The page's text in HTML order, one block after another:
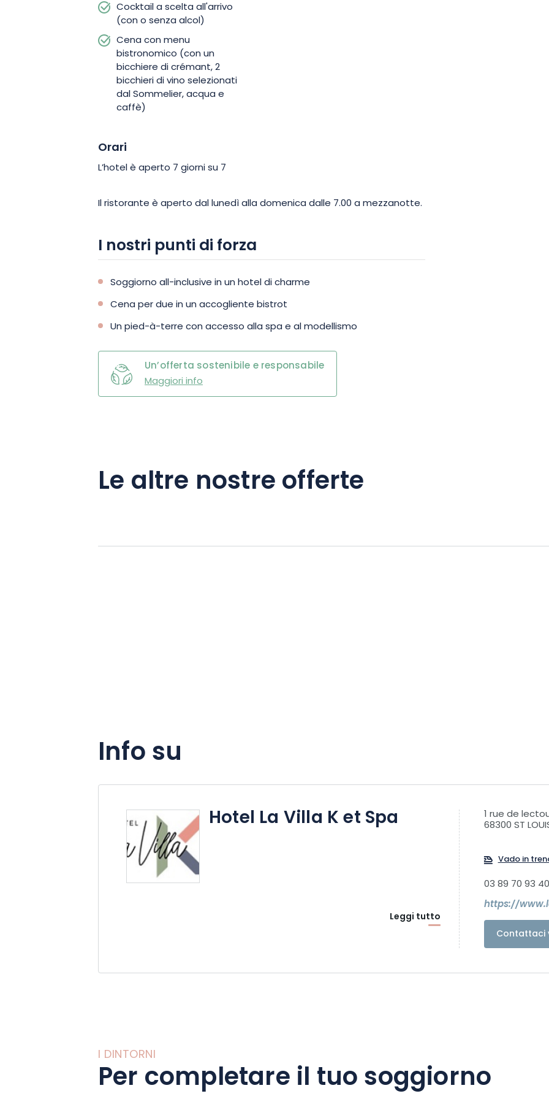
per fare il pieno di vitamine al mattino.
Cocktail a scelta all'arrivo
(con o senza alcol)
Cena con menu
bistronomico (con un
bicchiere di crémant, 2
bicchieri di vino selezionati
dal Sommelier, acqua e
caffè)
Orari
L’hotel è aperto 7 giorni su 7
Il ristorante è aperto dal lunedì alla domenica dalle 7.00 a mezzanotte.
I nostri punti di forza
Soggiorno all-inclusive in un hotel di charme
Cena per due in un accogliente bistrot
Un pied-à-terre con accesso alla spa e al modellismo
Un’offerta sostenibile e responsabile
Maggiori info
Le altre nostre offerte
Info su
Hotel La Villa K et Spa
Leggi tutto
1 rue de
68300 ST
Vado in
03 89 70 93 40
https://
Contattaci
I DINTORNI
Per completare il tuo soggiorno